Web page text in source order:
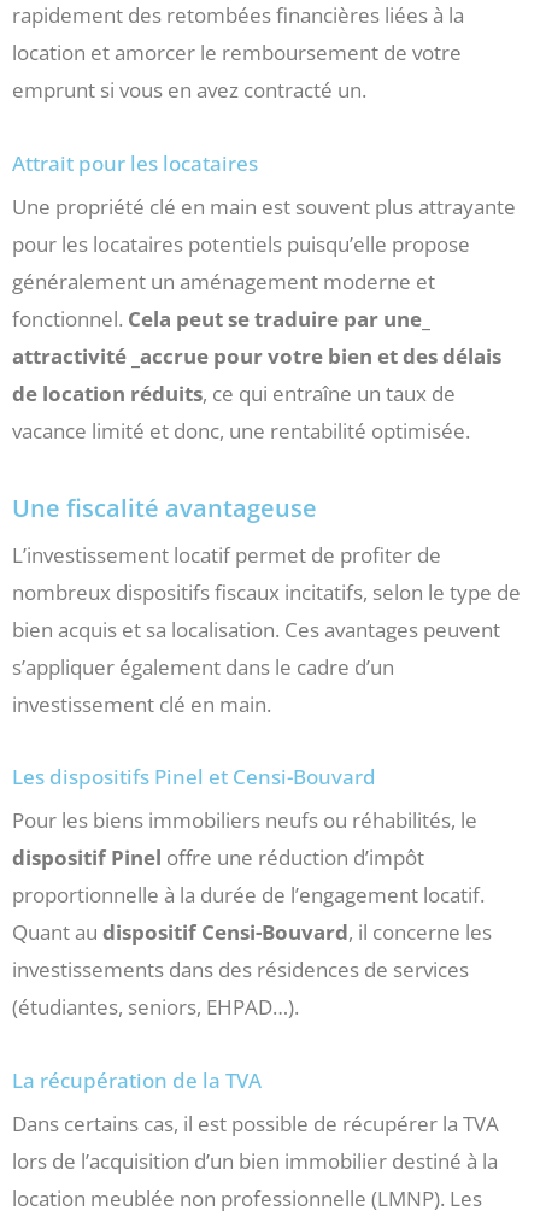
rapidement des retombées financières liées à la
location et amorcer le remboursement de votre
emprunt si vous en avez contracté un.
Attrait pour les locataires
Une propriété clé en main est souvent plus attrayante
pour les locataires potentiels puisqu’elle propose
généralement un aménagement moderne et
fonctionnel. Cela peut se traduire par une_
attractivité _accrue pour votre bien et des délais
de location réduits, ce qui entraîne un taux de
vacance limité et donc, une rentabilité optimisée.
Une fiscalité avantageuse
L’investissement locatif permet de profiter de
nombreux dispositifs fiscaux incitatifs, selon le type de
bien acquis et sa localisation. Ces avantages peuvent
s’appliquer également dans le cadre d’un
investissement clé en main.
Les dispositifs Pinel et Censi-Bouvard
Pour les biens immobiliers neufs ou réhabilités, le
dispositif Pinel offre une réduction d’impôt
proportionnelle à la durée de l’engagement locatif.
Quant au dispositif Censi-Bouvard, il concerne les
investissements dans des résidences de services
(étudiantes, seniors, EHPAD…).
La récupération de la TVA
Dans certains cas, il est possible de récupérer la TVA
lors de l’acquisition d’un bien immobilier destiné à la
location meublée non professionnelle (LMNP). Les